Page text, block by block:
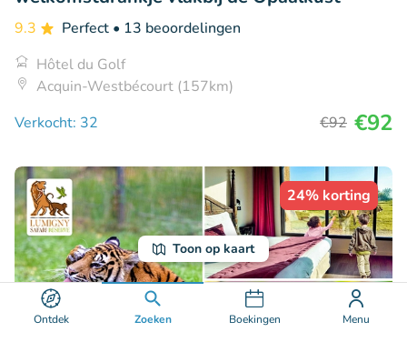
Ontdek Zoeken Boekingen Menu
Toon op kaart
9.3 Perfect • 13 beoordelingen
Hôtel du Golf
Acquin-Westbécourt (157km)
Verkocht: 32
€92 €92
24% korting